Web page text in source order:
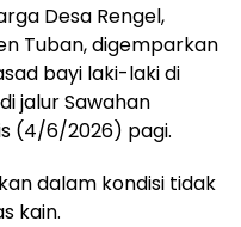
Desa Rengel,
Tuban, digemparkan
bayi laki-laki di
jalur Sawahan
(4/6/2026) pagi.
dalam kondisi tidak
kain.